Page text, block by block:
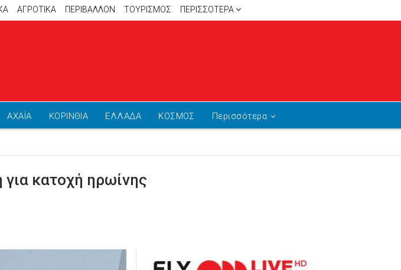
ΑΓΡΟΤΙΚΑ ΠΕΡΙΒΑΛΛΟΝ ΤΟΥΡΙΣΜΟΣ ΠΕΡΙΣΣΌΤΕΡΑ
ΑΧΑΪΑ ΚΟΡΙΝΘΙΑ ΕΛΛΑΔΑ ΚΟΣΜΟΣ Περισσότερα
κατοχή ηρωίνης